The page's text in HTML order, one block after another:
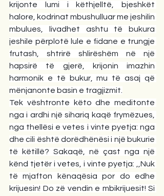
krijonte lumi i këthjelltë, bjeshkët
halore, kodrinat mbushulluar me jeshilin
mbulues, livadhet ashtu të bukura
jeshile përplotë lule e fidane e trungje
frutash, shtrirë shlirëshëm në një
hapsirë të gjerë, krijonin imazhin
harmonik e të bukur, mu të asaj që
mënjanonte basin e tragjizmit.
Tek vështronte këto dhe meditonte
nga i ardhi një sihariq kaqë frymëzues,
nga thellësi e vetes i vinte pyetja: nga
dhe cili është dorëdhënësi i një bukurie
të këtillë? Sakaqë, në çast nga një
kënd tjetër i vetes, i vinte pyetja: ,,Nuk
të mjafton kënaqësia por do edhe
krijuesin! Do zë vendin e mbikrijuesit! Si